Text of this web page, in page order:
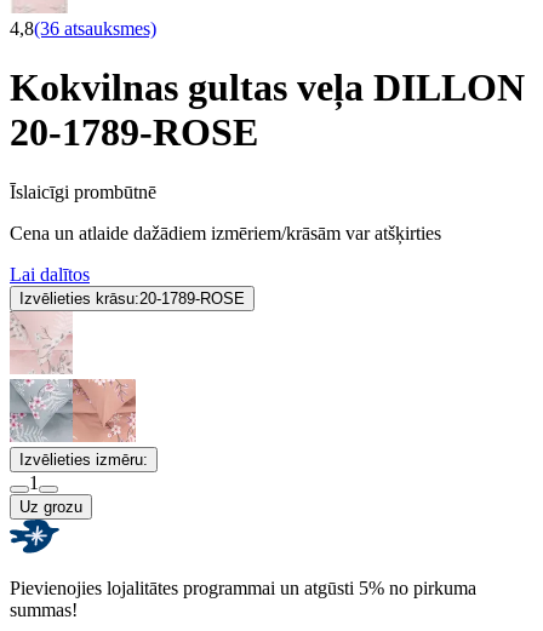
4,8(36 atsauksmes)
Kokvilnas gultas veļa DILLON
20-1789-ROSE
Īslaicīgi prombūtnē
Cena un atlaide dažādiem izmēriem/krāsām var atšķirties
Lai dalītos
Izvēlieties krāsu:20-1789-ROSE
Izvēlieties izmēru:
1
Uz grozu
Pievienojies lojalitātes programmai un atgūsti 5% no pirkuma
summas!